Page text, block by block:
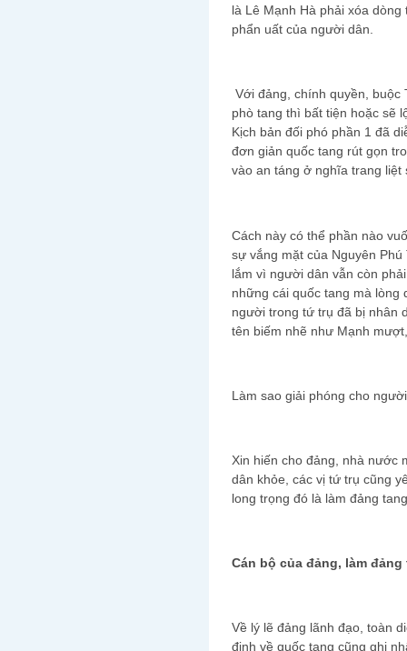
là Lê Mạnh Hà phải xóa
phẩn uất của người dân.
Với đảng, chính quyền,
phò tang thì bất tiện hoặc sẽ
Kịch bản đối phó phần 1 đã
đơn giản quốc tang rút gọn
vào an táng ở nghĩa trang liệt
Cách này có thể phần nào
sự vắng mặt của Nguyên
lắm vì người dân vẫn còn
những cái quốc tang mà lòng
người trong tứ trụ đã bị nhân
tên biếm nhẽ như Mạnh
Làm sao giải phóng cho
Xin hiến cho đảng, nhà nước
dân khỏe, các vị tứ trụ cũng
long trọng đó là làm đảng
Cán bộ của đảng, làm
Về lý lẽ đảng lãnh đạo, toàn
định về quốc tang cũng ghi